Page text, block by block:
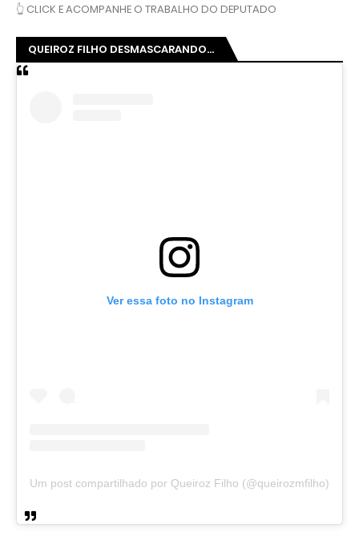
👆 CLICK E ACOMPANHE O TRABALHO DO DEPUTADO
QUEIROZ FILHO DESMASCARANDO...
Ver essa foto no Instagram
Um post compartilhado por Queiroz Filho (@queirozmfilho)